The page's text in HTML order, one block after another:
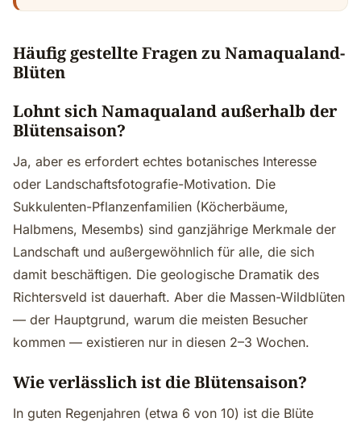
Häufig gestellte Fragen zu Namaqualand-
Blüten
Lohnt sich Namaqualand außerhalb der
Blütensaison?
Ja, aber es erfordert echtes botanisches Interesse
oder Landschaftsfotografie-Motivation. Die
Sukkulenten-Pflanzenfamilien (Köcherbäume,
Halbmens, Mesembs) sind ganzjährige Merkmale der
Landschaft und außergewöhnlich für alle, die sich
damit beschäftigen. Die geologische Dramatik des
Richtersveld ist dauerhaft. Aber die Massen-Wildblüten
— der Hauptgrund, warum die meisten Besucher
kommen — existieren nur in diesen 2–3 Wochen.
Wie verlässlich ist die Blütensaison?
In guten Regenjahren (etwa 6 von 10) ist die Blüte